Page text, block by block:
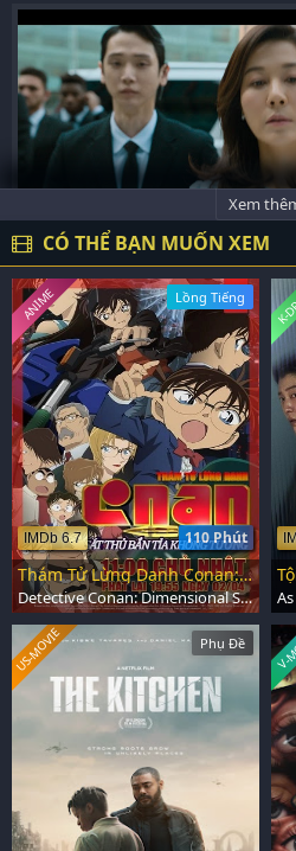
Xem
CÓ THỂ BẠN MUỐN XEM
Lồng Tiếng
110 Phút
IMDb 6.7
ANIME
Thám Tử Lừng Danh Conan: Sát Thủ Bắn Tỉa Không Tưởng
Detective Conan: Dimensional Sniper (2014)
K-
Phụ Đề
US-MOVIE V-